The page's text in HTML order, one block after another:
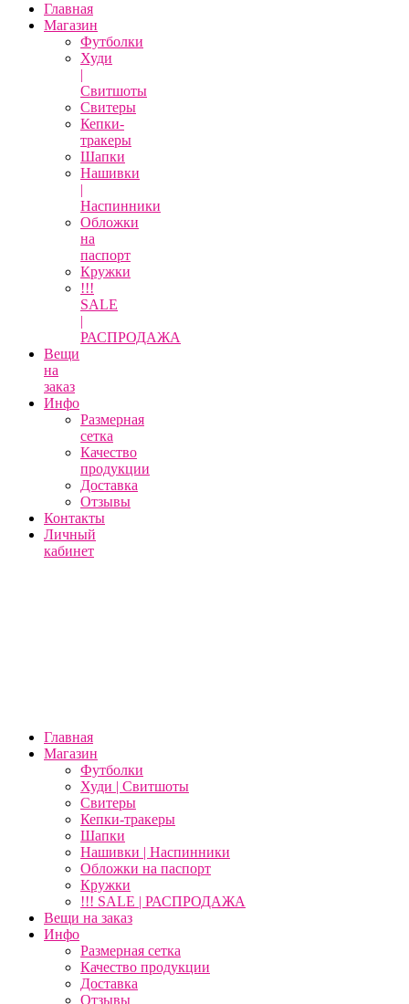
Главная
Магазин
Футболки
Худи
|
Свитшоты
Свитеры
Кепки-
тракеры
Шапки
Нашивки
|
Наспинники
Обложки
на
паспорт
Кружки
!!!
SALE
|
РАСПРОДАЖА
Вещи
на
заказ
Инфо
Размерная
сетка
Качество
продукции
Доставка
Отзывы
Контакты
Личный
кабинет
Главная
Магазин
Футболки
Худи | Свитшоты
Свитеры
Кепки-тракеры
Шапки
Нашивки | Наспинники
Обложки на паспорт
Кружки
!!! SALE | РАСПРОДАЖА
Вещи на заказ
Инфо
Размерная сетка
Качество продукции
Доставка
Отзывы